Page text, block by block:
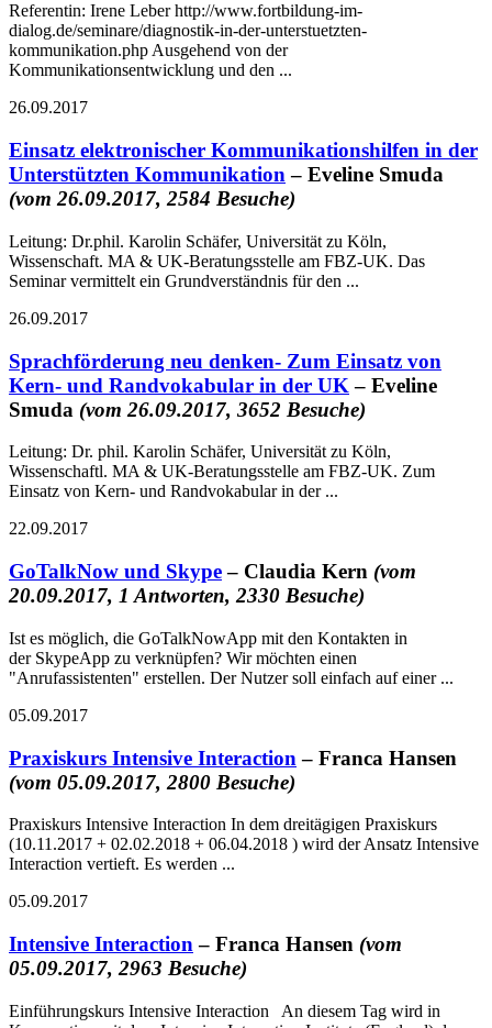
Referentin: Irene Leber http://www.fortbildung-im-
dialog.de/seminare/diagnostik-in-der-unterstuetzten-
kommunikation.php Ausgehend von der
Kommunikationsentwicklung und den ...
26.09.2017
Einsatz elektronischer Kommunikationshilfen in der
Unterstützten Kommunikation – Eveline Smuda
(vom 26.09.2017, 2584 Besuche)
Leitung: Dr.phil. Karolin Schäfer, Universität zu Köln,
Wissenschaft. MA & UK-Beratungsstelle am FBZ-UK. Das
Seminar vermittelt ein Grundverständnis für den ...
26.09.2017
Sprachförderung neu denken- Zum Einsatz von
Kern- und Randvokabular in der UK – Eveline
Smuda (vom 26.09.2017, 3652 Besuche)
Leitung: Dr. phil. Karolin Schäfer, Universität zu Köln,
Wissenschaftl. MA & UK-Beratungsstelle am FBZ-UK. Zum
Einsatz von Kern- und Randvokabular in der ...
22.09.2017
GoTalkNow und Skype– Claudia Kern (vom
20.09.2017, 1 Antworten, 2330 Besuche)
Ist es möglich, die GoTalkNowApp mit den Kontakten in
der SkypeApp zu verknüpfen? Wir möchten einen
"Anrufassistenten" erstellen. Der Nutzer soll einfach auf einer ...
05.09.2017
Praxiskurs Intensive Interaction – Franca Hansen
(vom 05.09.2017, 2800 Besuche)
Praxiskurs Intensive Interaction In dem dreitägigen Praxiskurs
(10.11.2017 + 02.02.2018 + 06.04.2018 ) wird der Ansatz Intensive
Interaction vertieft. Es werden ...
05.09.2017
Intensive Interaction – Franca Hansen (vom
05.09.2017, 2963 Besuche)
Einführungskurs Intensive Interaction An diesem Tag wird in